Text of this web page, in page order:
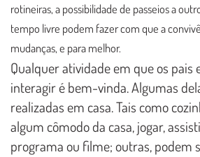
rotineiras, a possibilidade de passeios a
tempo livre podem fazer com que a
mudanças, e para melhor.
Qualquer atividade em que os pais
interagir é bem-vinda. Algumas
realizadas em casa. Tais como
algum cômodo da casa, jogar,
programa ou filme; outras, podem